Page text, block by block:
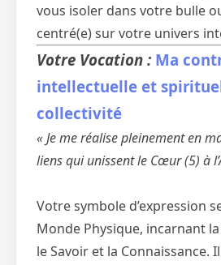
vous isoler dans votre bulle
centré(e) sur votre univers
Votre Vocation : Ma
intellectuelle et
collectivité
« Je me réalise pleinement en
liens qui unissent le Cœur (5) à
Votre symbole d’expression
Monde Physique, incarnant
le Savoir et la Connaissance.